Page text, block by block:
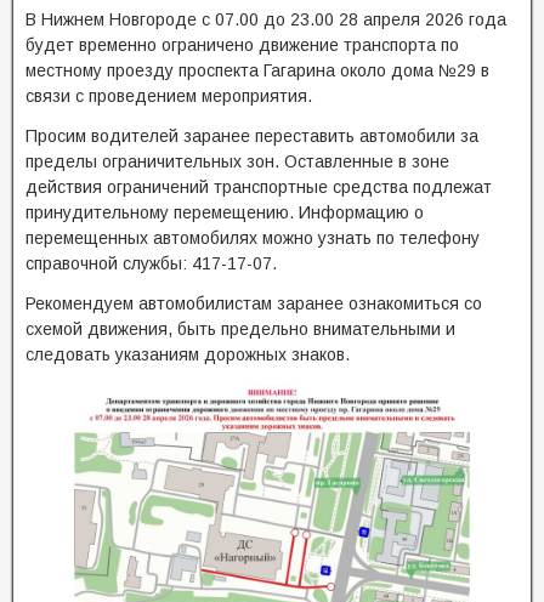
В Нижнем Новгороде с 07.00 до 23.00 28 апреля 2026 года
будет временно ограничено движение транспорта по
местному проезду проспекта Гагарина около дома №29 в
связи с проведением мероприятия.
Просим водителей заранее переставить автомобили за
пределы ограничительных зон. Оставленные в зоне
действия ограничений транспортные средства подлежат
принудительному перемещению. Информацию о
перемещенных автомобилях можно узнать по телефону
справочной службы: 417-17-07.
Рекомендуем автомобилистам заранее ознакомиться со
схемой движения, быть предельно внимательными и
следовать указаниям дорожных знаков.